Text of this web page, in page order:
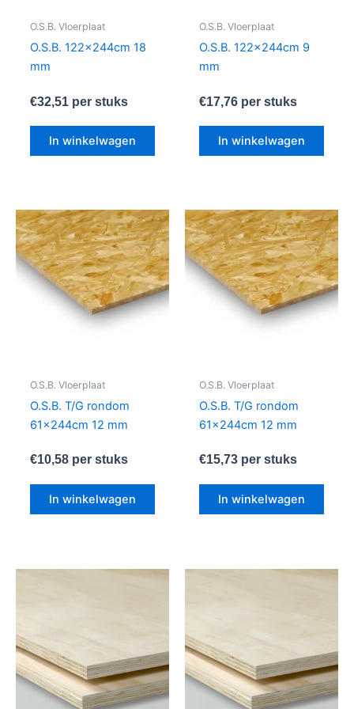
O.S.B. Vloerplaat
O.S.B. 122x244cm 18
mm
€32,51 per stuks
In winkelwagen
O.S.B. Vloerplaat
O.S.B. 122x244cm 9
mm
€17,76per stuks
In winkelwagen
O.S.B. Vloerplaat
O.S.B. T/G rondom
61x244cm 12 mm
€10,58per stuks
In winkelwagen
O.S.B. Vloerplaat
O.S.B. T/G rondom
61x244cm 12 mm
€15,73per stuks
In winkelwagen